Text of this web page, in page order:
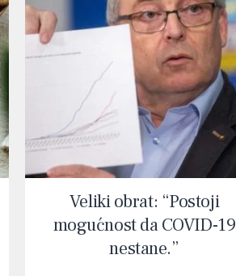
Veliki obrat: “Postoji
mogućnost da COVID-19
nestane.”